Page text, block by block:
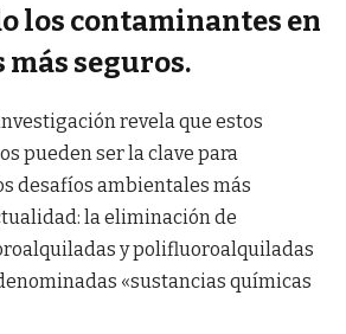
los contaminantes en
más seguros.
revela que estos
pueden ser la clave para
desafíos ambientales más
la eliminación de
y polifluoroalquiladas
«sustancias químicas